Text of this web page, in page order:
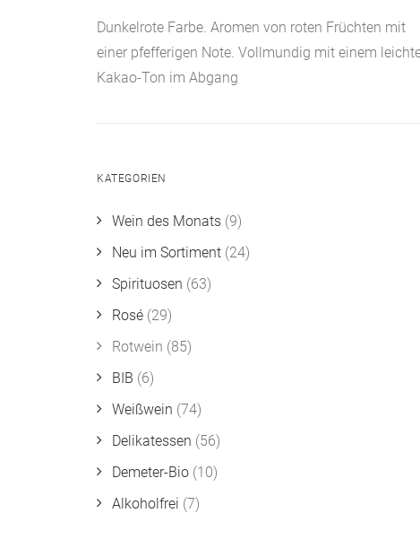
Dunkelrote Farbe. Aromen von roten Früchten mit
einer pfefferigen Note. Vollmundig mit einem
Kakao-Ton im Abgang
KATEGORIEN
Wein des Monats (9)
Neu im Sortiment (24)
Spirituosen (63)
Rosé (29)
Rotwein (85)
BIB (6)
Weißwein (74)
Delikatessen (56)
Demeter-Bio (10)
Alkoholfrei (7)